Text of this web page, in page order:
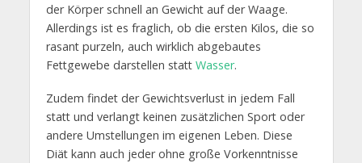
der Körper schnell an Gewicht auf der Waage.
Allerdings ist es fraglich, ob die ersten Kilos, die so
rasant purzeln, auch wirklich abgebautes
Fettgewebe darstellen statt Wasser.
Zudem findet der Gewichtsverlust in jedem Fall
statt und verlangt keinen zusätzlichen Sport oder
andere Umstellungen im eigenen Leben. Diese
Diät kann auch jeder ohne große Vorkenntnisse